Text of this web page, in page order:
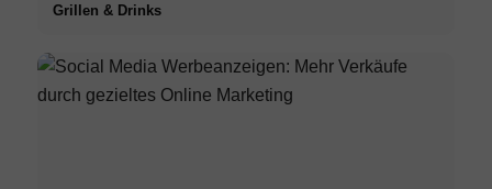
Grillen & Drinks